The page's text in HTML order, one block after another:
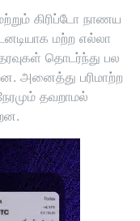
கிரிப்டோ நாணய
மற்ற எல்லா
தொடர்ந்து பல
அனைத்து பரிமாற்ற
தவறாமல்